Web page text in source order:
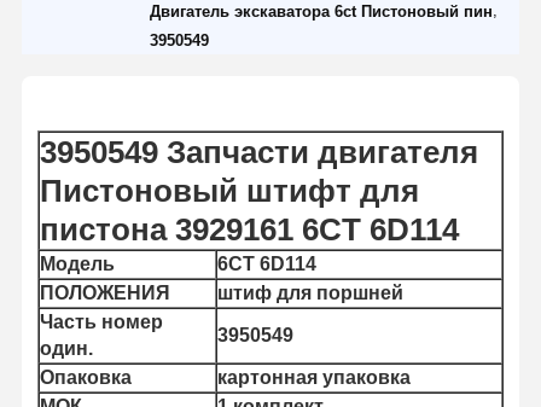
Двигатель экскаватора 6ct Пистоновый пин
3950549
3950549 Запчасти двигателя
Пистоновый штифт для
пистона 3929161 6CT 6D114
Модель
6CT 6D114
ПОЛОЖЕНИЯ
штиф для поршней
Часть номер
один.
3950549
Опаковка
картонная упаковка